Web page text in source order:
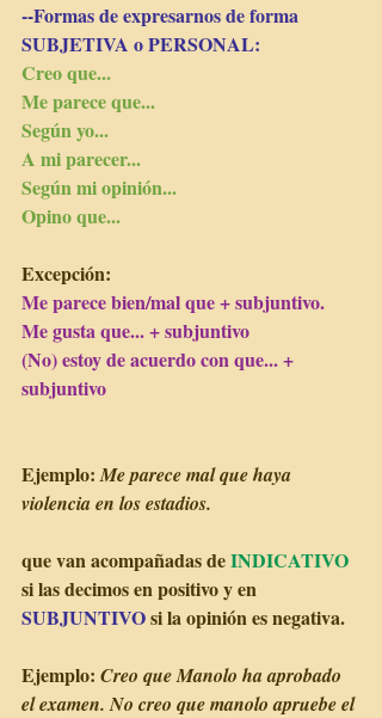
--Formas de expresarnos de forma
SUBJETIVA o PERSONAL:
Creo que...
Me parece que...
Según yo...
A mi parecer...
Según mi opinión...
Opino que...
Excepción:
Me parece bien/mal que + subjuntivo.
Me gusta que... + subjuntivo
(No) estoy de acuerdo con que... +
subjuntivo
Ejemplo: Me parece mal que haya
violencia en los estadios.
que van acompañadas de INDICATIVO
si las decimos en positivo y en
SUBJUNTIVO si la opinión es negativa.
Ejemplo: Creo que Manolo ha aprobado
el examen. No creo que manolo apruebe el